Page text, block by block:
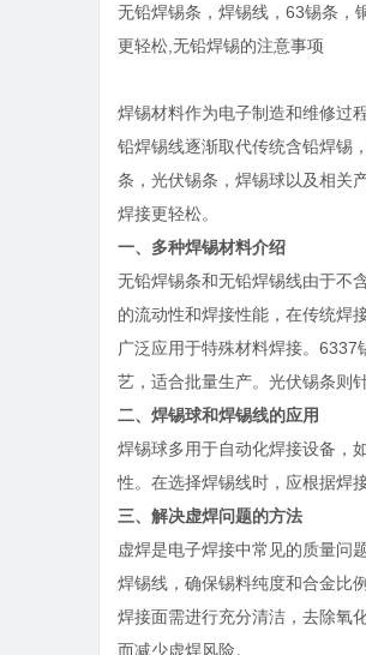
无铅焊锡条，焊锡线，63锡条，
更轻松,无铅焊锡的注意事项
焊锡材料作为电子制造和维修过
铅焊锡线逐渐取代传统含铅焊锡
条，光伏锡条，焊锡球以及相关
焊接更轻松。
一、多种焊锡材料介绍
无铅焊锡条和无铅焊锡线由于不
的流动性和焊接性能，在传统焊
广泛应用于特殊材料焊接。
艺，适合批量生产。光伏锡条则
二、焊锡球和焊锡线的应用
焊锡球多用于自动化焊接设备，
性。在选择焊锡线时，应根据焊
三、解决虚焊问题的方法
虚焊是电子焊接中常见的质量问
焊锡线，确保锡料纯度和合金比
焊接面需进行充分清洁，去除氧
而减少虚焊风险。